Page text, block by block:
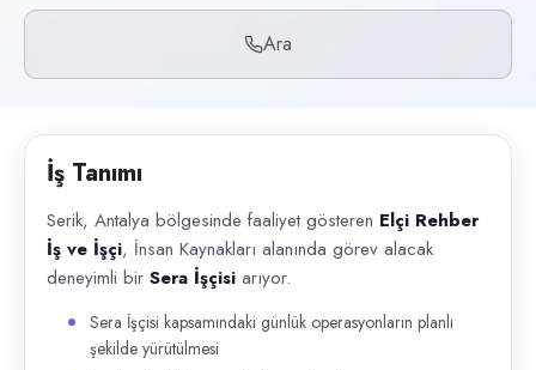
15 Ekim 2026
İlan açıklaması
Serik, Antalya bölgesinde faaliyet gösteren Elçi Rehber İş ve İşçi ,
Ara
İş Tanımı
Serik, Antalya bölgesinde faaliyet gösteren Elçi Rehber
İş ve İşçi, İnsan Kaynakları alanında görev alacak
deneyimli bir Sera İşçisi arıyor.
Sera İşçisi kapsamındaki günlük operasyonların planlı
şekilde yürütülmesi